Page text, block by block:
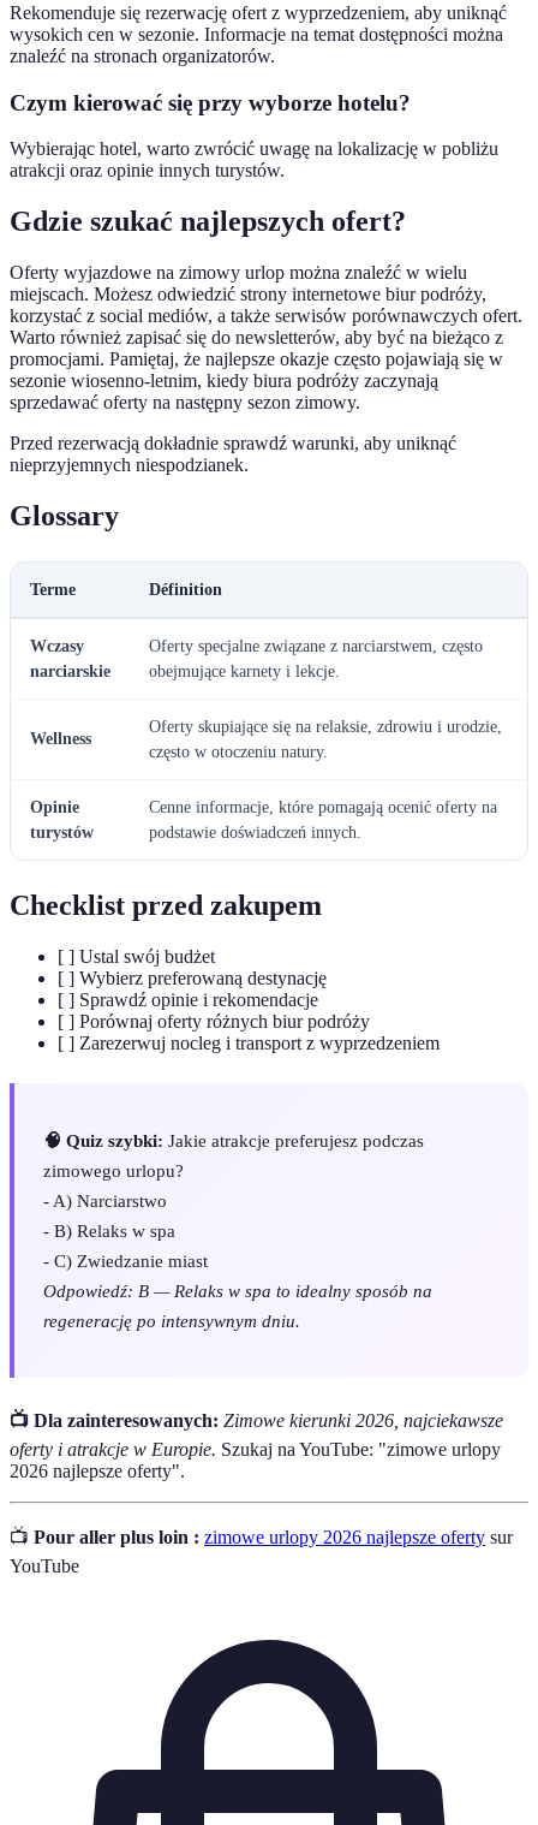
Rekomenduje się rezerwację ofert z wyprzedzeniem, aby uniknąć
wysokich cen w sezonie. Informacje na temat dostępności można
znaleźć na stronach organizatorów.
Czym kierować się przy wyborze hotelu?
Wybierając hotel, warto zwrócić uwagę na lokalizację w pobliżu
atrakcji oraz opinie innych turystów.
Gdzie szukać najlepszych ofert?
Oferty wyjazdowe na zimowy urlop można znaleźć w wielu
miejscach. Możesz odwiedzić strony internetowe biur podróży,
korzystać z social mediów, a także serwisów porównawczych ofert.
Warto również zapisać się do newsletterów, aby być na bieżąco z
promocjami. Pamiętaj, że najlepsze okazje często pojawiają się w
sezonie wiosenno-letnim, kiedy biura podróży zaczynają
sprzedawać oferty na następny sezon zimowy.
Przed rezerwacją dokładnie sprawdź warunki, aby uniknąć
nieprzyjemnych niespodzianek.
Glossary
Terme Définition
Wczasy
narciarskie
Oferty specjalne związane z narciarstwem, często
obejmujące karnety i lekcje.
Wellness
Oferty skupiające się na relaksie, zdrowiu i urodzie,
często w otoczeniu natury.
Opinie
turystów
Cenne informacje, które pomagają ocenić oferty na
podstawie doświadczeń innych.
Checklist przed zakupem
[ ] Ustal swój budżet
[ ] Wybierz preferowaną destynację
[ ] Sprawdź opinie i rekomendacje
[ ] Porównaj oferty różnych biur podróży
[ ] Zarezerwuj nocleg i transport z wyprzedzeniem
🧠 Quiz szybki: Jakie atrakcje preferujesz podczas
zimowego urlopu?
- A) Narciarstwo
- B) Relaks w spa
- C) Zwiedzanie miast
Odpowiedź: B — Relaks w spa to idealny sposób na
regenerację po intensywnym dniu.
📺 Dla zainteresowanych: Zimowe kierunki 2026, najciekawsze
oferty i atrakcje w Europie. Szukaj na YouTube: "zimowe urlopy
2026 najlepsze oferty".
📺 Pour aller plus loin : zimowe urlopy 2026 najlepsze oferty sur
YouTube